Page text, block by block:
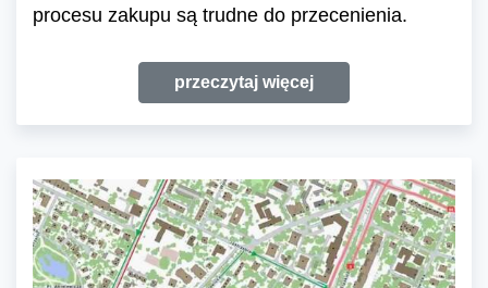
procesu zakupu są trudne do przecenienia.
przeczytaj więcej